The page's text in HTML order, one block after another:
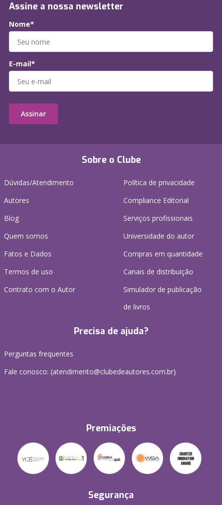
Sobre o Clube
Dúvidas/Atendimento
Autores
Blog
Quem somos
Fatos e Dados
Termos de uso
Contrato com o Autor
Política de privacidade
Compliance Editorial
Serviços profissionais
Universidade do autor
Compras em quantidade
Canais de distribuição
Simulador de publicação
de livros
Precisa de ajuda?
Perguntas frequentes
Fale conosco: (atendimento@clubedeautores.com.br)
Premiações
Segurança
Assine a nossa newsletter
Nome*
E-mail*
Assinar